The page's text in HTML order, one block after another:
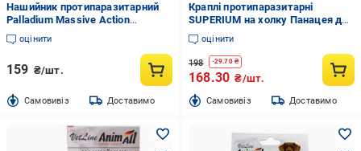
Нашийник протипаразитарний
Palladium Massive Action
помаранчевий 35 см
оцінити
159 ₴/шт.
Cамовивіз Доставимо
Краплі протипаразитарні
SUPERIUM на холку Панацея для
собак 1-4 кг
оцінити
198 -29.70₴
168.30 ₴/шт.
Cамовивіз Доставимо